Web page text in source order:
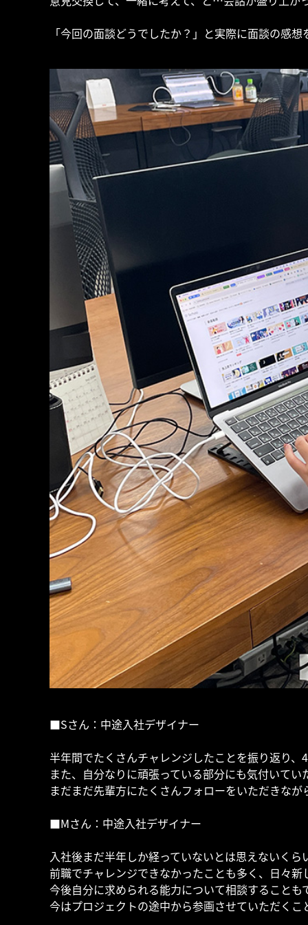
「今回の面談どうでしたか？」と実際に面談の感
■Sさん：中途入社デザイナー
半年間でたくさんチャレンジしたことを振り返り
また、自分なりに頑張っている部分にも気付いて
まだまだ先輩方にたくさんフォローをいただきな
■Mさん：中途入社デザイナー
入社後まだ半年しか経っていないとは思えないく
前職でチャレンジできなかったことも多く、日々
今後自分に求められる能力について相談すること
今はプロジェクトの途中から参画させていただく